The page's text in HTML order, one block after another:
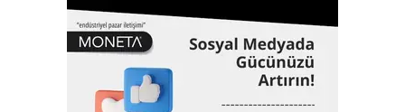
3000 adet geminin klaslama hizmetinin yanı sıra, Türkiye
ekonomisinin can damarı olan dünyaya mal olmuş projelere
de imza atıyor. 61 yıllık tarihinde altmış biri aşkın dev proje,
Türk Loydu’nun da imzası ve çalışmalarıyla hayata geçti.
İstanbul Havalimanı, Akkuyu Nükleer Güç Santrali, Yavuz